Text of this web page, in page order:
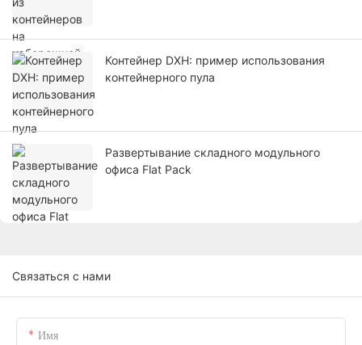
Контейнер DXH: пример использования
контейнерного пула
Развертывание складного модульного
офиса Flat Pack
Связаться с нами
Имя